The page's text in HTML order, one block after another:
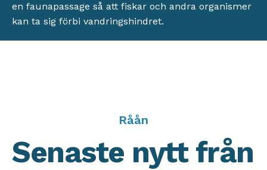
en faunapassage så att fiskar och andra organismer
kan ta sig förbi vandringshindret.
Råån
Senaste nytt från